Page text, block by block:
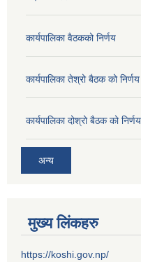
कार्यपालिका वैठकको निर्णय
कार्यपालिका तेश्रो बैठक को निर्णय
कार्यपालिका दोश्रो बैठक को निर्णय
अन्य
मुख्य लिंकहरु
https://koshi.gov.np/